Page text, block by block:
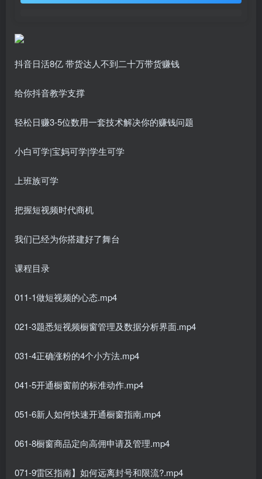
抖音日活8亿 带货达人不到二十万带货赚钱
给你抖音教学支撑
轻松日赚3-5位数用一套技术解决你的赚钱问题
小白可学|宝妈可学|学生可学
上班族可学
把握短视频时代商机
我们已经为你搭建好了舞台
课程目录
011-1做短视频的心态.mp4
021-3题悉短视频橱窗管理及数据分析界面.mp4
031-4正确涨粉的4个小方法.mp4
041-5开通橱窗前的标准动作.mp4
051-6新人如何快速开通橱窗指南.mp4
061-8橱窗商品定向高佣申请及管理.mp4
071-9雷区指南】如何远离封号和限流?.mp4